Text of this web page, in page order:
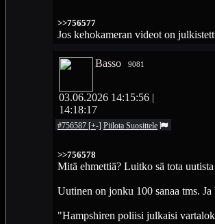
>>756577
Jos kehokameran videot on
Basso 9081
03.06.2026 14:15:56 |
14:18:17
#756587 [+-] Piilota Suosittele
>>756578
Mitä ehmettiä? Luitko sä tota
Uutinen on jonku 100 sanaa tms.
"Hampshiren poliisi julkaisi